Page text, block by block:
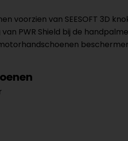
voorzien van SEESOFT
PWR Shield bij de